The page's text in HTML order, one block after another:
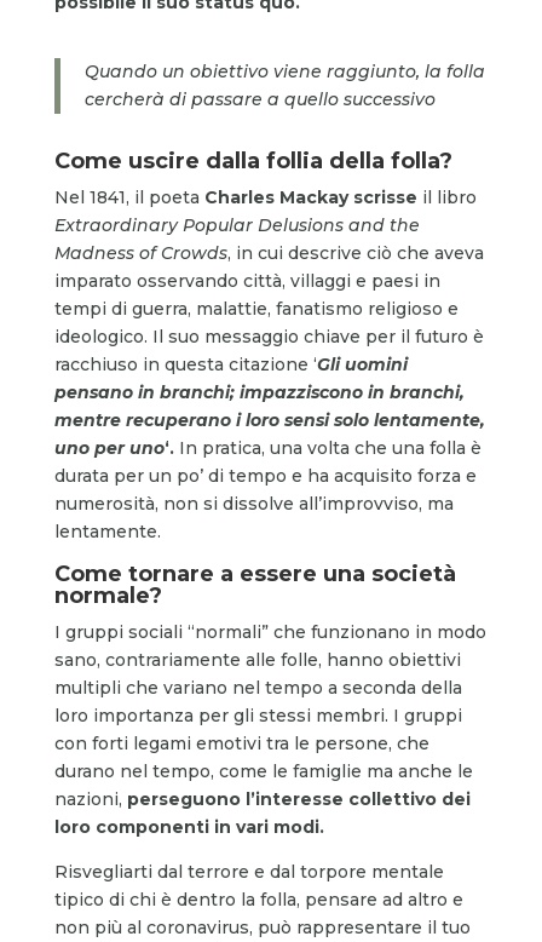
Quando un obiettivo viene raggiunto, la folla
cercherà di passare a quello successivo
Come uscire dalla follia della folla?
Nel 1841, il poeta Charles Mackay scrisse il libro
Extraordinary Popular Delusions and the
Madness of Crowds, in cui descrive ciò che aveva
imparato osservando città, villaggi e paesi in
tempi di guerra, malattie, fanatismo religioso e
ideologico. Il suo messaggio chiave per il futuro è
racchiuso in questa citazione ‘Gli uomini
pensano in branchi; impazziscono in branchi,
mentre recuperano i loro sensi solo lentamente,
uno per uno‘.In pratica, una volta che una folla è
durata per un po’ di tempo e ha acquisito forza e
numerosità, non si dissolve all’improvviso, ma
lentamente.
Come tornare a essere una società
normale?
I gruppi sociali “normali” che funzionano in modo
sano, contrariamente alle folle, hanno obiettivi
multipli che variano nel tempo a seconda della
loro importanza per gli stessi membri. I gruppi
con forti legami emotivi tra le persone, che
durano nel tempo, come le famiglie ma anche le
nazioni, perseguono l’interesse collettivo dei
loro componenti in vari modi.
Risvegliarti dal terrore e dal torpore mentale
tipico di chi è dentro la folla, pensare ad altro e
non più al coronavirus, può rappresentare il tuo